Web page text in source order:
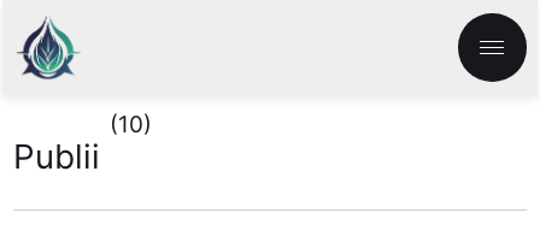
Publii
(10)
Публікації